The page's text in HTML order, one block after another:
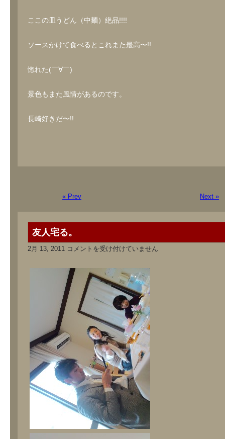
ここの皿うどん（中麺）絶品!!!!
ソースかけて食べるとこれまた最高〜!!
惚れた(￣∀￣)
景色もまた風情があるのです。
長崎好きだ〜!!
« Prev Next »
友人宅る。
2月 13, 2011 友
る。
は
コメントを受け付けていません